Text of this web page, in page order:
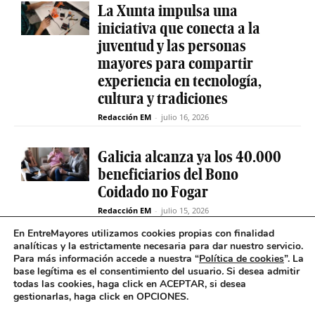
La Xunta impulsa una
iniciativa que conecta a la
juventud y las personas
mayores para compartir
experiencia en tecnología,
cultura y tradiciones
Redacción EM - julio 16, 2026
Galicia alcanza ya los 40.000
beneficiarios del Bono
Coidado no Fogar
Redacción EM - julio 15, 2026
Fabiola García destaca el
compromiso de la Xunta de
Galicia con el SAF
Redacción EM - julio 15, 2026
En EntreMayores utilizamos cookies propias con finalidad
analíticas y la estrictamente necesaria para dar nuestro servicio.
Para más información accede a nuestra “Política de cookies”. La
base legítima es el consentimiento del usuario. Si desea admitir
todas las cookies, haga click en ACEPTAR, si desea
gestionarlas, haga click en OPCIONES.